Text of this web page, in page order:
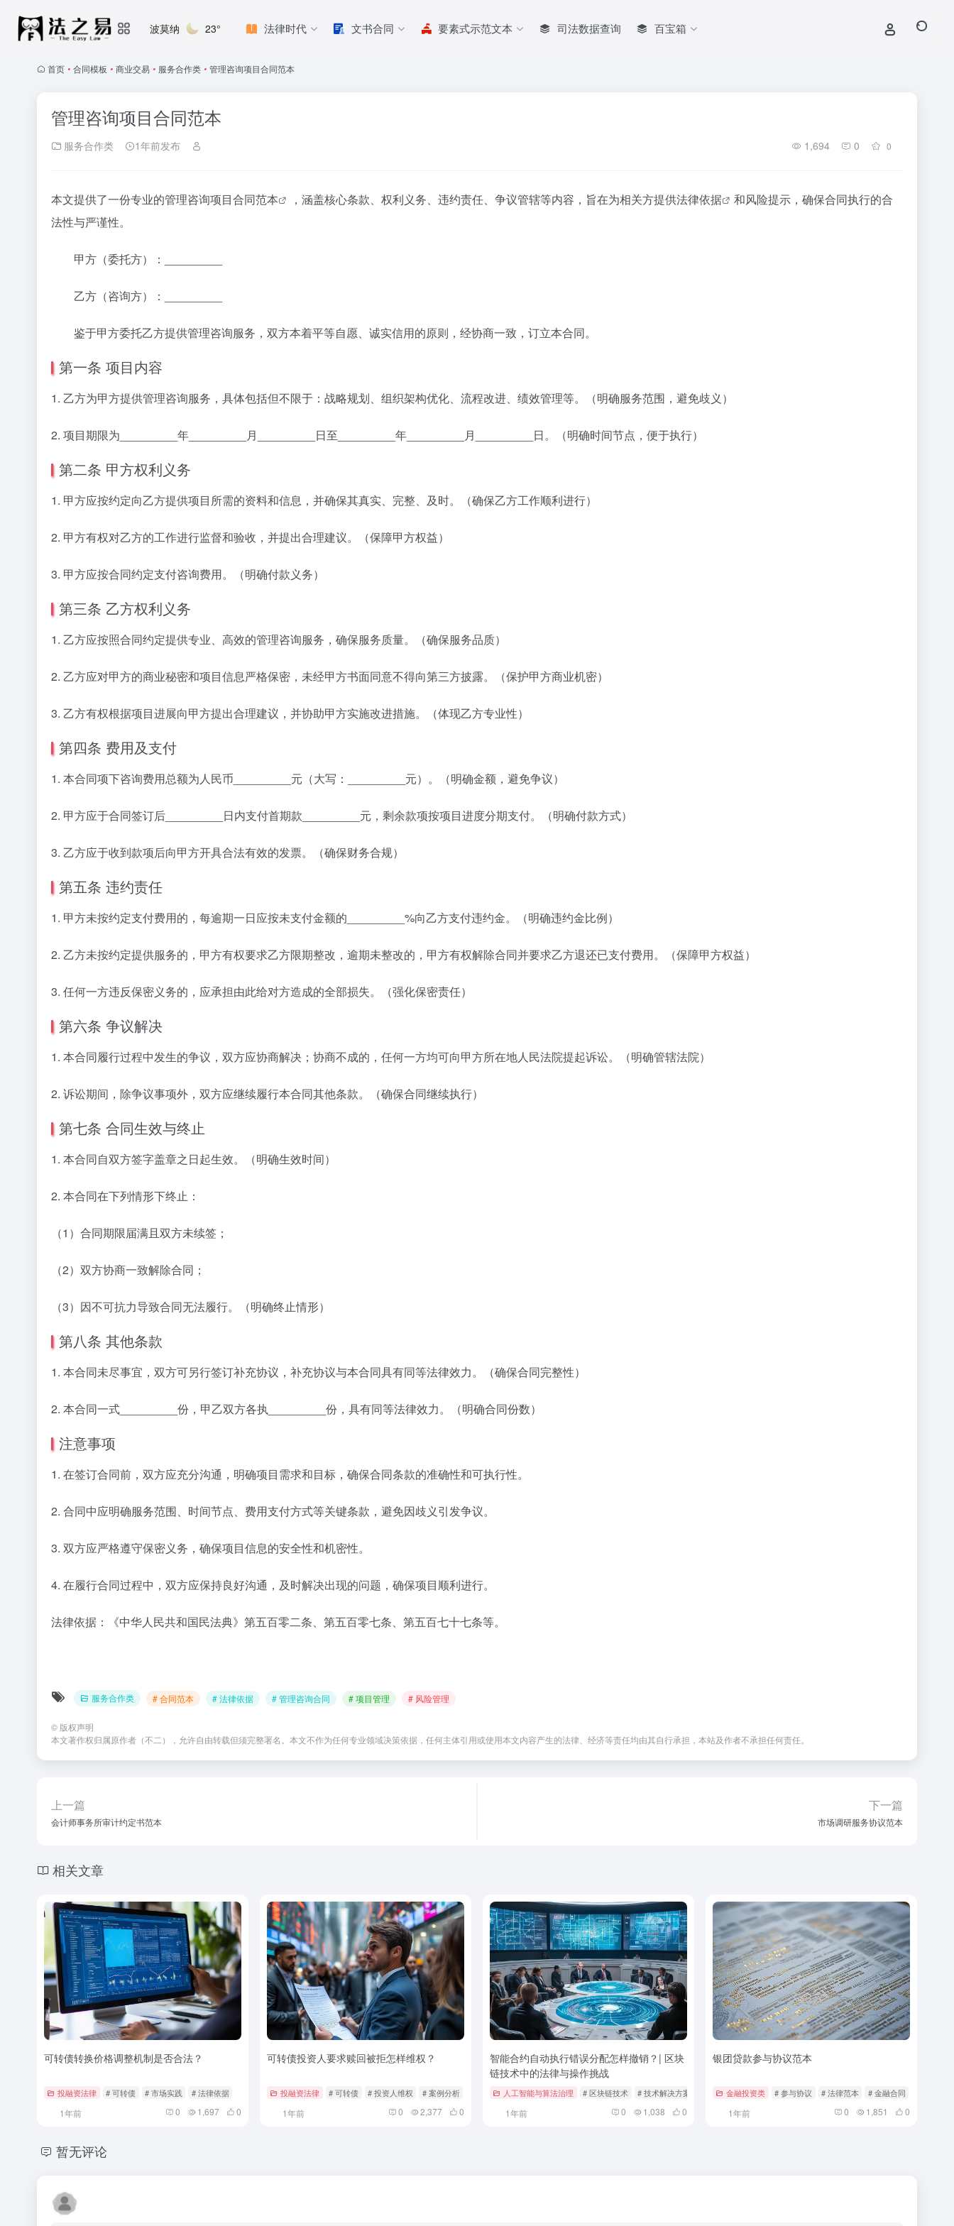
波莫纳 23° 法律时代 文书合同 要素式示范文本 司法数据查询 百宝箱
首页 • 合同模板 • 商业交易 • 服务合作类 • 管理咨询项目合同范本
管理咨询项目合同范本
服务合作类 1年前发布 1,694 0 0
本文提供了一份专业的管理咨询项目合同范本 ，涵盖核心条款、权利义务、违约责任、争议管辖等内容，旨在为相关方提供法律依据
和风险提示，确保合同执行的合
法性与严谨性。
甲方（委托方）：_________
乙方（咨询方）：_________
鉴于甲方委托乙方提供管理咨询服务，双方本着平等自愿、诚实信用的原则，经协商一致，订立本合同。
第一条 项目内容
1. 乙方为甲方提供管理咨询服务，具体包括但不限于：战略规划、组织架构优化、流程改进、绩效管理等。（明确服务范围，避免歧义）
2. 项目期限为_________年_________月_________日至_________年_________月_________日。（明确时间节点，便于执行）
第二条 甲方权利义务
1. 甲方应按约定向乙方提供项目所需的资料和信息，并确保其真实、完整、及时。（确保乙方工作顺利进行）
2. 甲方有权对乙方的工作进行监督和验收，并提出合理建议。（保障甲方权益）
3. 甲方应按合同约定支付咨询费用。（明确付款义务）
第三条 乙方权利义务
1. 乙方应按照合同约定提供专业、高效的管理咨询服务，确保服务质量。（确保服务品质）
2. 乙方应对甲方的商业秘密和项目信息严格保密，未经甲方书面同意不得向第三方披露。（保护甲方商业机密）
3. 乙方有权根据项目进展向甲方提出合理建议，并协助甲方实施改进措施。（体现乙方专业性）
第四条 费用及支付
1. 本合同项下咨询费用总额为人民币_________元（大写：_________元）。（明确金额，避免争议）
2. 甲方应于合同签订后_________日内支付首期款_________元，剩余款项按项目进度分期支付。（明确付款方式）
3. 乙方应于收到款项后向甲方开具合法有效的发票。（确保财务合规）
第五条 违约责任
1. 甲方未按约定支付费用的，每逾期一日应按未支付金额的_________%向乙方支付违约金。（明确违约金比例）
2. 乙方未按约定提供服务的，甲方有权要求乙方限期整改，逾期未整改的，甲方有权解除合同并要求乙方退还已支付费用。（保障甲方权益）
3. 任何一方违反保密义务的，应承担由此给对方造成的全部损失。（强化保密责任）
第六条 争议解决
1. 本合同履行过程中发生的争议，双方应协商解决；协商不成的，任何一方均可向甲方所在地人民法院提起诉讼。（明确管辖法院）
2. 诉讼期间，除争议事项外，双方应继续履行本合同其他条款。（确保合同继续执行）
第七条 合同生效与终止
1. 本合同自双方签字盖章之日起生效。（明确生效时间）
2. 本合同在下列情形下终止：
（1）合同期限届满且双方未续签；
（2）双方协商一致解除合同；
（3）因不可抗力导致合同无法履行。（明确终止情形）
第八条 其他条款
1. 本合同未尽事宜，双方可另行签订补充协议，补充协议与本合同具有同等法律效力。（确保合同完整性）
2. 本合同一式_________份，甲乙双方各执_________份，具有同等法律效力。（明确合同份数）
注意事项
1. 在签订合同前，双方应充分沟通，明确项目需求和目标，确保合同条款的准确性和可执行性。
2. 合同中应明确服务范围、时间节点、费用支付方式等关键条款，避免因歧义引发争议。
3. 双方应严格遵守保密义务，确保项目信息的安全性和机密性。
4. 在履行合同过程中，双方应保持良好沟通，及时解决出现的问题，确保项目顺利进行。
法律依据：《中华人民共和国民法典》第五百零二条、第五百零七条、第五百七十七条等。
服务合作类 # 合同范本 # 法律依据 # 管理咨询合同 # 项目管理 # 风险管理
© 版权声明
本文著作权归属原作者（不二），允许自由转载但须完整署名。本文不作为任何专业领域决策依据，任何主体引用或使用本文内容产生的法律、经济等责任均由其自行承担，本站及作者不承担任何责任。
上一篇
会计师事务所审计约定书范本
下一篇
市场调研服务协议范本
相关文章
可转债转换价格调整机制是否合法？
投融资法律 # 可转债 # 市场实践 # 法律依据
1年前 0 1,697 0
可转债投资人要求赎回被拒怎样维权？
投融资法律 # 可转债 # 投资人维权 # 案例分析
1年前 0 2,377 0
智能合约自动执行错误分配怎样撤销？| 区块
链技术中的法律与操作挑战
人工智能与算法治理 # 区块链技术 # 技术解决方案 # 智能合约
1年前 0 1,038 0
银团贷款参与协议范本
金融投资类 # 参与协议 # 法律范本 # 金融合同
1年前 0 1,851 0
暂无评论